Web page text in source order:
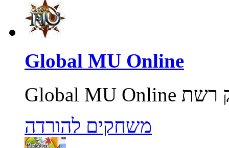
Global MU Online
משחקים להורדה